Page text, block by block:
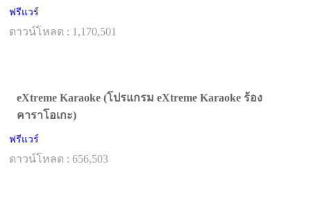
ฟรีแวร์
ดาวน์โหลด : 1,170,501
eXtreme Karaoke (โปรแกรม eXtreme Karaoke ร้อง
คาราโอเกะ)
ฟรีแวร์
ดาวน์โหลด : 656,503